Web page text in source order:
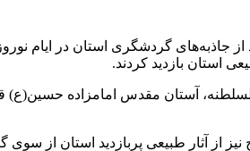
از جاذبه‌های گردشگری استان در ایام
آستان مقدس امامزاده
از آثار طبیعی پربازدید استان از سوی